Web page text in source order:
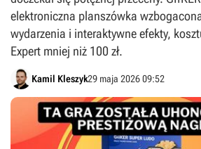
elektroniczna planszówka
wydarzenia i interaktywne efekty,
Expert mniej niż 100 zł.
Kamil Kleszyk29 maja 2026 09:52